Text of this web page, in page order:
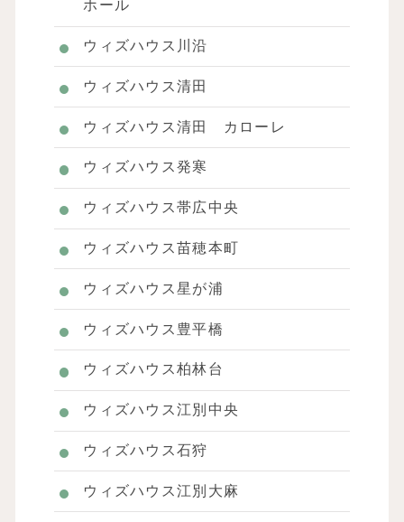
ホール
ウィズハウス川沿
ウィズハウス清田
ウィズハウス清田 カローレ
ウィズハウス発寒
ウィズハウス帯広中央
ウィズハウス苗穂本町
ウィズハウス星が浦
ウィズハウス豊平橋
ウィズハウス柏林台
ウィズハウス江別中央
ウィズハウス石狩
ウィズハウス江別大麻